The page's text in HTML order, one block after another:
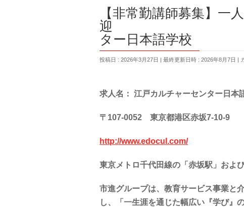
【非常勤講師募集】一
迎 江戸カ
ター日本語学校
投稿日 : 2026年3月27日 最終更新日時 : 2026年8月7日
求人名： 江戸カルチャーセンター日本
〒 107-0052 東京都港区赤坂7-10-9
http://www.edocul.com/
東京メトロ千代田線の「赤坂駅」およ
市進グループは、教育サービス事業と
し、「一生涯を通じた幅広い『学び』